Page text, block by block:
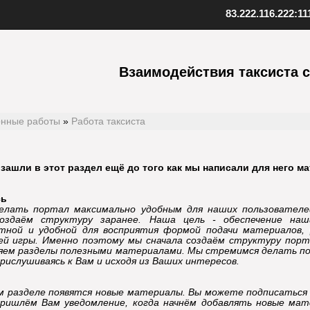
Установите клиент
Внизу в клиенте выберите
В верхнем меню нажмите
Подтвердите добавление,
Шаг 3 Добавьте
Взаимодействия таксиста
работы » Работа таксиста
в этот раздел ещё до того как мы написали для него
портал максимально удобным для наших
структуру заранее. Наша цель - обеспечение
и удобной для восприятия формой подачи материалов,
игры. Именно поэтому мы сначала создаём структуру
разделы полезными материалами. Мы стремимся делать
к Вам и исходя из Ваших интересов.
разделе появятся новые материалы. Вы можете
Вам уведомление, когда начнём добавлять новые